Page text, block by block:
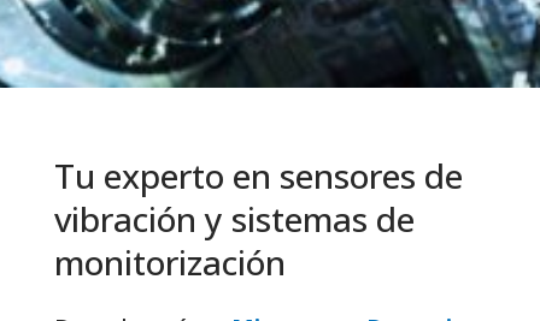
Tu experto en sensores de
vibración y sistemas de
monitorización